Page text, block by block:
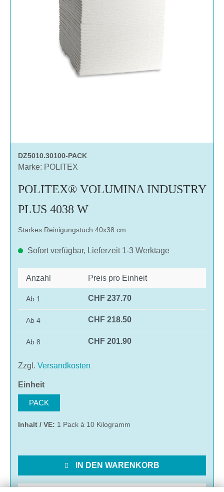
DZ5010.30100-PACK
Marke: POLITEX
POLITEX® VOLUMINA INDUSTRY
PLUS 4038 W
Starkes Reinigungstuch 40x38 cm
Sofort verfügbar, Lieferzeit 1-3 Werktage
Anzahl Preis pro Einheit
Ab 1 CHF 237.70
Ab 4 CHF 218.50
Ab 8 CHF 201.90
Zzgl. Versandkosten
Einheitauswählen
PACK
Inhalt / VE: 1 Pack à 10 Kilogramm
IN DEN WARENKORB